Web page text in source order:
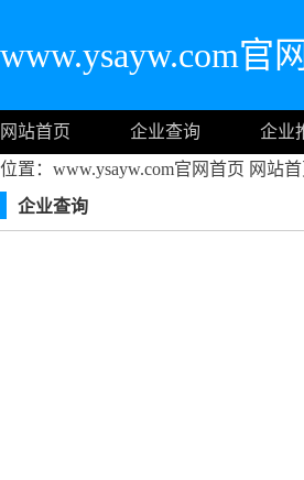
www.ysayw.com官
网站首页 企业查询 企业
位置：www.ysayw.com官网首页 网站
企业查询